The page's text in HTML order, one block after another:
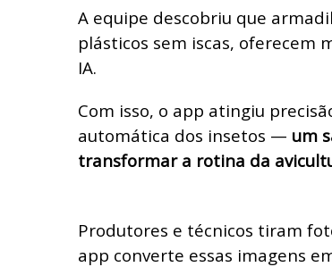
A equipe descobriu que
plásticos sem iscas, oferecem
IA.
Com isso, o app atingiu
automática dos insetos — um
transformar a rotina da
Produtores e técnicos tiram
app converte essas imagens